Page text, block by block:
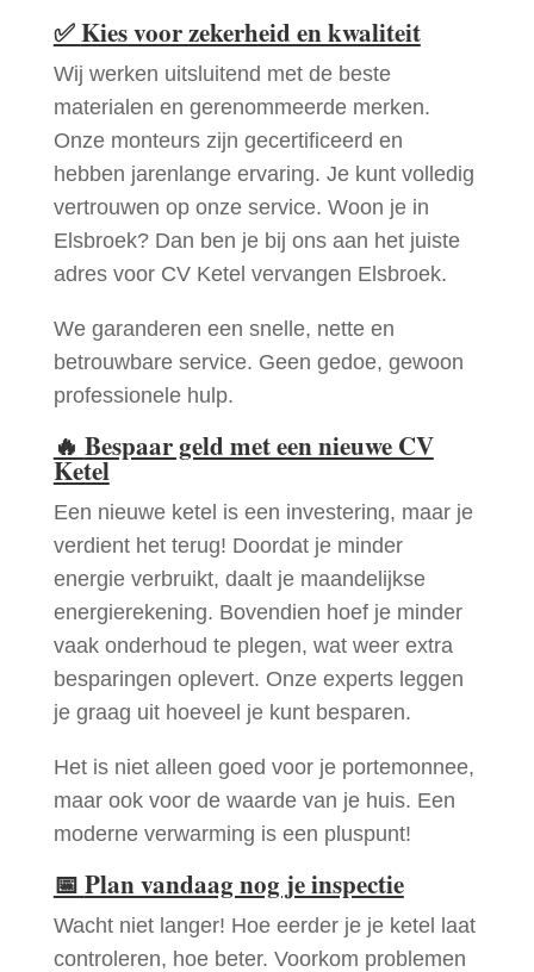
✅Kies voor zekerheid en kwaliteit
Wij werken uitsluitend met de beste
materialen en gerenommeerde merken.
Onze monteurs zijn gecertificeerd en
hebben jarenlange ervaring. Je kunt volledig
vertrouwen op onze service. Woon je in
Elsbroek? Dan ben je bij ons aan het juiste
adres voor CV Ketel vervangen Elsbroek.
We garanderen een snelle, nette en
betrouwbare service. Geen gedoe, gewoon
professionele hulp.
🔥 Bespaar geld met een nieuwe CV
Ketel
Een nieuwe ketel is een investering, maar je
verdient het terug! Doordat je minder
energie verbruikt, daalt je maandelijkse
energierekening. Bovendien hoef je minder
vaak onderhoud te plegen, wat weer extra
besparingen oplevert. Onze experts leggen
je graag uit hoeveel je kunt besparen.
Het is niet alleen goed voor je portemonnee,
maar ook voor de waarde van je huis. Een
moderne verwarming is een pluspunt!
📅 Plan vandaag nog je inspectie
Wacht niet langer! Hoe eerder je je ketel laat
controleren, hoe beter. Voorkom problemen